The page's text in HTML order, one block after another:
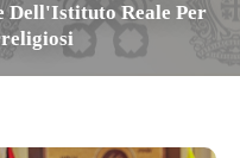
Dell'Istituto Reale Per